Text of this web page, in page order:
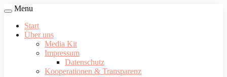
Menu
Start
Über uns
Media Kit
Impressum
Datenschutz
Kooperationen & Transparenz